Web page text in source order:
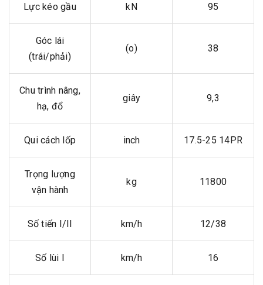
Lực kéo gầu kN 95
Góc lái
(trái/phải)
(o) 38
Chu trình nâng,
hạ, đổ
giây 9,3
Qui cách lốp inch 17.5-25 14PR
Trọng lượng
vận hành
kg 11800
Số tiến I/II km/h 12/38
Số lùi I km/h 16